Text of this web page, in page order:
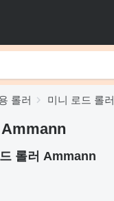
롤러 미니 로드 롤러
롤러 Ammann